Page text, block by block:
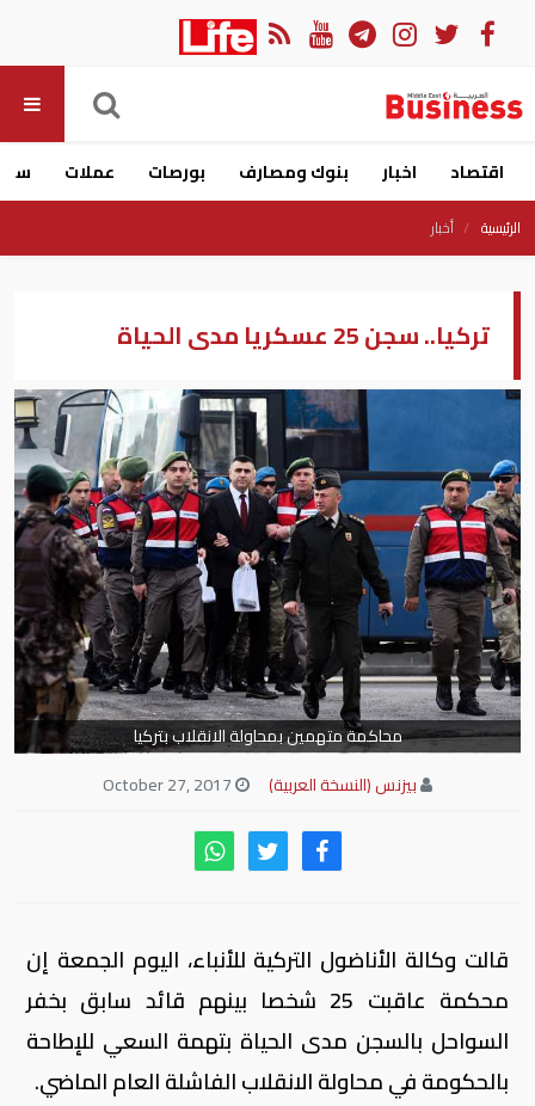
اقتصاد اخبار بنوك ومصارف بورصات عملات
الرئيسية أخبار
تركيا.. سجن 25 عسكريا مدى الحياة
محاكمة متهمين بمحاولة الانقلاب بتركيا
بيزنس (النسخة العربية)
قالت وكالة الأناضول التركية للأنباء، اليوم الجمعة إن
محكمة عاقبت 25 شخصا بينهم قائد سابق بخفر
السواحل بالسجن مدى الحياة بتهمة السعي للإطاحة
بالحكومة في محاولة الانقلاب الفاشلة العام الماضي.